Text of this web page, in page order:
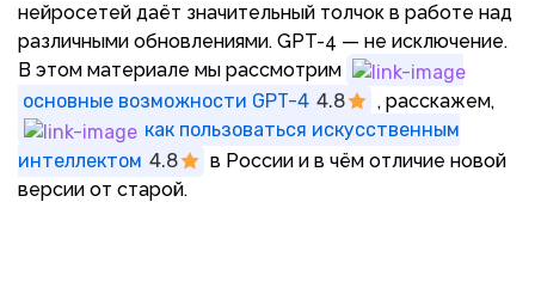
нейросетей даёт значительный толчок в работе над
различными обновлениями. GPT-4 — не исключение.
В этом материале мы рассмотрим
основные возможности GPT-4 4.8
, расскажем,
как пользоваться искусственным
интеллектом 4.8
в России и в чём отличие новой
версии от старой.